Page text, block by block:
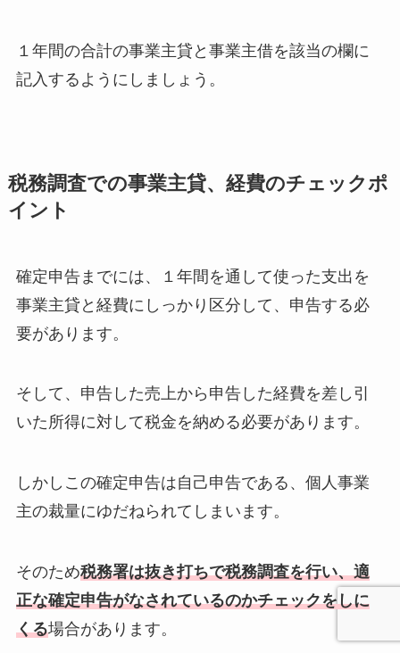
１年間の合計の事業主貸と事業主借を該当の欄に
記入するようにしましょう。
税務調査での事業主貸、経費のチェックポ
イント
確定申告までには、１年間を通して使った支出を
事業主貸と経費にしっかり区分して、申告する必
要があります。
そして、申告した売上から申告した経費を差し引
いた所得に対して税金を納める必要があります。
しかしこの確定申告は自己申告である、個人事業
主の裁量にゆだねられてしまいます。
そのため税務署は抜き打ちで税務調査を行い、適
正な確定申告がなされているのかチェックをしに
くる場合があります。